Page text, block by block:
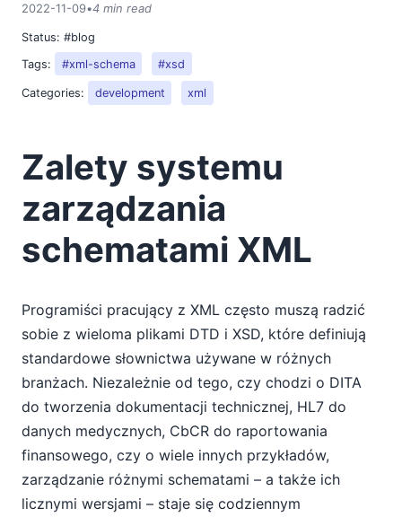
2022-11-09•4 min read
Status: #blog
Tags:
#xml-schema #xsd
Categories: development xml
Zalety systemu
zarządzania
schematami XML
Programiści pracujący z XML często muszą radzić
sobie z wieloma plikami DTD i XSD, które definiują
standardowe słownictwa używane w różnych
branżach. Niezależnie od tego, czy chodzi o DITA
do tworzenia dokumentacji technicznej, HL7 do
danych medycznych, CbCR do raportowania
finansowego, czy o wiele innych przykładów,
zarządzanie różnymi schematami – a także ich
licznymi wersjami – staje się codziennym